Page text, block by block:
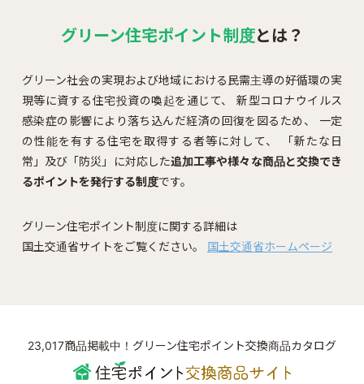
グリーン住宅ポイント制度とは？
グリーン社会の実現および地域における民需主導の好循環の実
現等に資する住宅投資の喚起を通じて、
新型コロナウイルス
感染症の影響により落ち込んだ経済の回復を図るため、
一定
の性能を有する住宅を取得する者等に対して、
「新たな日
常」及び「防災」に対応した追加工事や様々な商品と交換でき
るポイントを発行する制度です。
グリーン住宅ポイント制度に関する詳細は
国土交通省サイトをご覧ください。 国土交通省ホームページ
23,017商品掲載中！グリーン住宅ポイント交換商品カタログ